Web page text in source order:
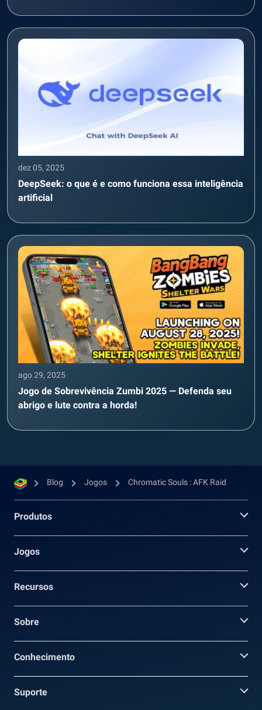
dez 05, 2025
DeepSeek: o que é e como funciona essa inteligência
artificial
ago 29, 2025
Jogo de Sobrevivência Zumbi 2025 — Defenda seu
abrigo e lute contra a horda!
Blog Jogos Chromatic Souls : AFK Raid
Produtos
Jogos
Recursos
Sobre
Conhecimento
Suporte